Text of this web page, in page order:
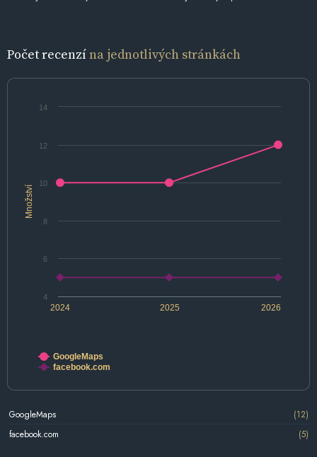
Počet recenzína jednotlivých stránkách
Množství
2024 2025 2026
4
6
8
10
12
14
GoogleMaps
facebook.com
GoogleMaps
(12)
facebook.com
(5)